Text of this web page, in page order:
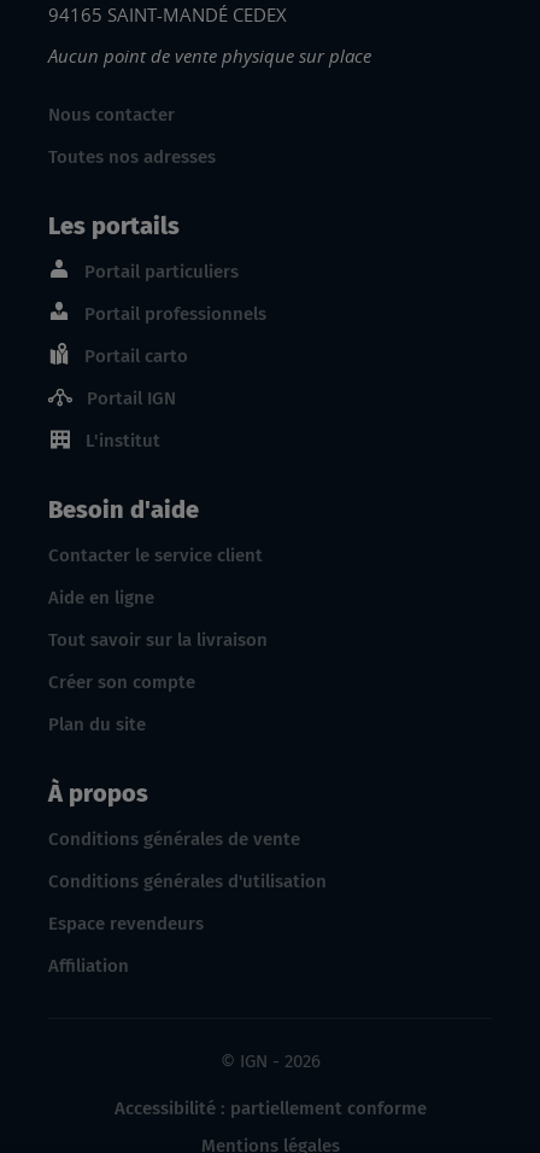
94165 SAINT-MANDÉ CEDEX
Aucun point de vente physique sur place
Nous contacter
Toutes nos adresses
Les portails
Portail particuliers
Portail professionnels
Portail carto
Portail IGN
L'institut
Besoin d'aide
Contacter le service client
Aide en ligne
Tout savoir sur la livraison
Créer son compte
Plan du site
À propos
Conditions générales de vente
Conditions générales d'utilisation
Espace revendeurs
Affiliation
© IGN - 2026
Accessibilité : partiellement conforme
Mentions légales